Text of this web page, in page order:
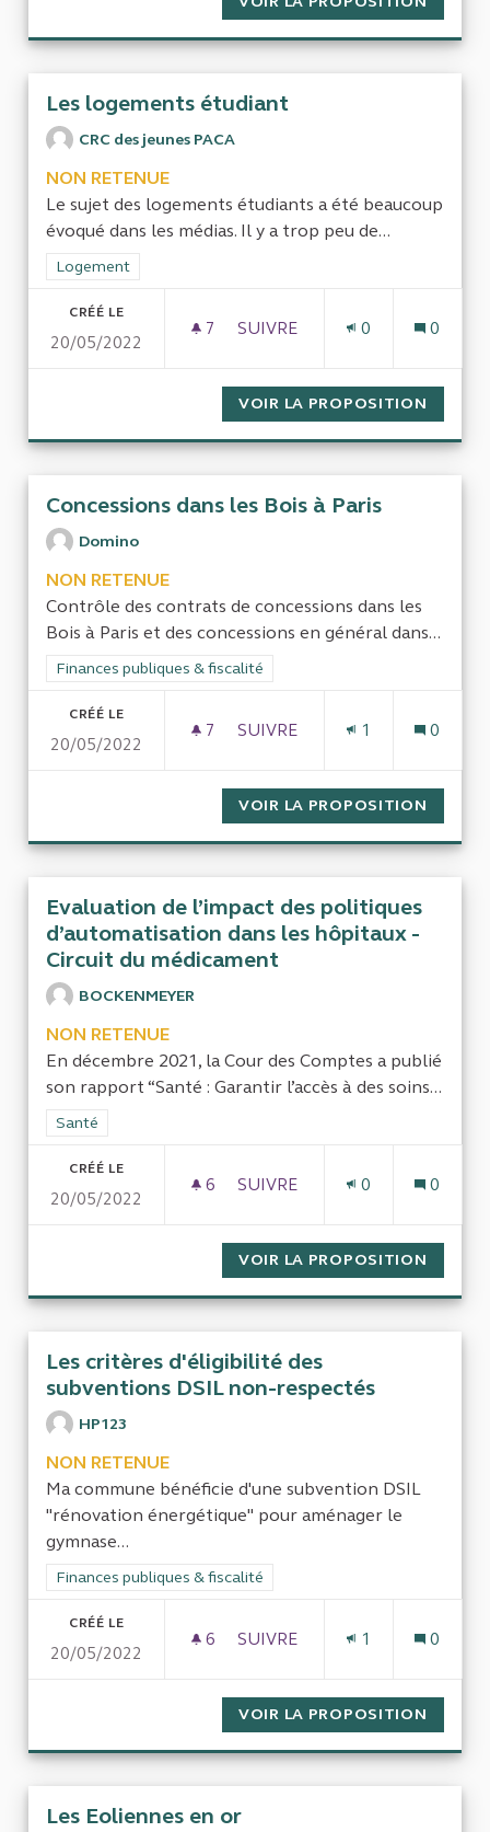
Les logements étudiant
CRC des jeunes PACA
NON RETENUE
Le sujet des logements étudiants a été beaucoup
évoqué dans les médias. Il y a trop peu de...
Filtrer les résultats de la catégorie : Logement
Logement
CRÉÉ LE
20/05/2022
7 7 ABONNÉS
SUIVRE
0 0
VOIR LA PROPOSITION
Concessions dans les Bois à Paris
Domino
NON RETENUE
Contrôle des contrats de concessions dans les
Bois à Paris et des concessions en général dans...
Filtrer les résultats de la catégorie : Finances publiques &
Finances publiques & fiscalité
CRÉÉ LE
20/05/2022
7 7 ABONNÉS
SUIVRE
1 0
VOIR LA PROPOSITION
Evaluation de l’impact des politiques
d’automatisation dans les hôpitaux -
Circuit du médicament
BOCKENMEYER
NON RETENUE
En décembre 2021, la Cour des Comptes a publié
son rapport “Santé : Garantir l’accès à des soins...
Filtrer les résultats de la catégorie : Santé
Santé
CRÉÉ LE
20/05/2022
6 6 ABONNÉS
SUIVRE
0 0
VOIR LA PROPOSITION
Les critères d'éligibilité des
subventions DSIL non-respectés
HP123
NON RETENUE
Ma commune bénéficie d'une subvention DSIL
"rénovation énergétique" pour aménager le
gymnase...
Filtrer les résultats de la catégorie : Finances publiques &
Finances publiques & fiscalité
CRÉÉ LE
20/05/2022
6 6 ABONNÉS
SUIVRE
1 0
VOIR LA PROPOSITION
Les Eoliennes en or